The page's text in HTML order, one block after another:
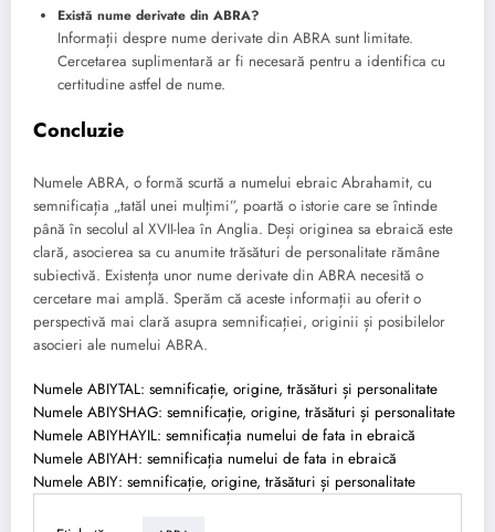
Există nume derivate din ABRA?
Informații despre nume derivate din ABRA sunt limitate.
Cercetarea suplimentară ar fi necesară pentru a identifica cu
certitudine astfel de nume.
Concluzie
Numele ABRA, o formă scurtă a numelui ebraic Abrahamit, cu
semnificația „tatăl unei mulțimi”, poartă o istorie care se întinde
până în secolul al XVII-lea în Anglia. Deși originea sa ebraică este
clară, asocierea sa cu anumite trăsături de personalitate rămâne
subiectivă. Existența unor nume derivate din ABRA necesită o
cercetare mai amplă. Sperăm că aceste informații au oferit o
perspectivă mai clară asupra semnificației, originii și posibilelor
asocieri ale numelui ABRA.
Numele ABIYTAL: semnificație, origine, trăsături și personalitate
Numele ABIYSHAG: semnificație, origine, trăsături și personalitate
Numele ABIYHAYIL: semnificația numelui de fata in ebraică
Numele ABIYAH: semnificația numelui de fata in ebraică
Numele ABIY: semnificație, origine, trăsături și personalitate